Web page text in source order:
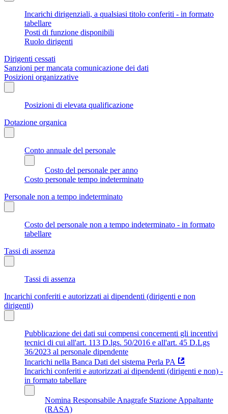
Incarichi dirigenziali, a qualsiasi titolo conferiti - in formato
tabellare
Posti di funzione disponibili
Ruolo dirigenti
Dirigenti cessati
Sanzioni per mancata comunicazione dei dati
Posizioni organizzative
Posizioni di elevata qualificazione
Dotazione organica
Conto annuale del personale
Costo del personale per anno
Costo personale tempo indeterminato
Personale non a tempo indeterminato
Costo del personale non a tempo indeterminato - in formato
tabellare
Tassi di assenza
Tassi di assenza
Incarichi conferiti e autorizzati ai dipendenti (dirigenti e non
dirigenti)
Pubblicazione dei dati sui compensi concernenti gli incentivi
tecnici di cui all'art. 113 D.lgs. 50/2016 e all'art. 45 D.Lgs
36/2023 al personale dipendente
Incarichi nella Banca Dati del sistema Perla PA
Incarichi conferiti e autorizzati ai dipendenti (dirigenti e non) -
in formato tabellare
Nomina Responsabile Anagrafe Stazione Appaltante
(RASA)